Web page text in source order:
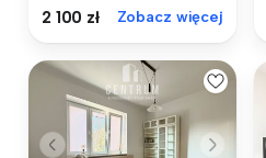
2 100 zł Zobacz więcej